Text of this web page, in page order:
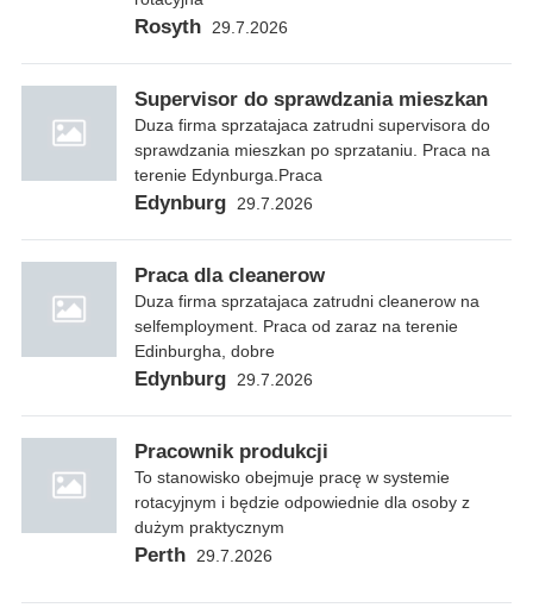
Rosyth 29.7.2026
Supervisor do sprawdzania mieszkan
Duza firma sprzatajaca zatrudni supervisora do
sprawdzania mieszkan po sprzataniu. Praca na
terenie Edynburga.Praca
Edynburg 29.7.2026
Praca dla cleanerow
Duza firma sprzatajaca zatrudni cleanerow na
selfemployment. Praca od zaraz na terenie
Edinburgha, dobre
Edynburg 29.7.2026
Pracownik produkcji
To stanowisko obejmuje pracę w systemie
rotacyjnym i będzie odpowiednie dla osoby z
dużym praktycznym
Perth 29.7.2026